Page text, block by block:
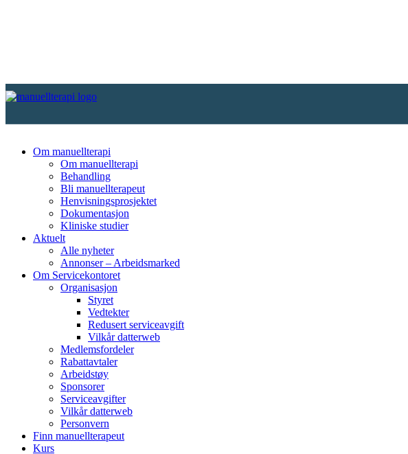
Om manuellterapi
Om manuellterapi
Behandling
Bli manuellterapeut
Henvisningsprosjektet
Dokumentasjon
Kliniske studier
Aktuelt
Alle nyheter
Annonser – Arbeidsmarked
Om Servicekontoret
Organisasjon
Styret
Vedtekter
Redusert serviceavgift
Vilkår datterweb
Medlemsfordeler
Rabattavtaler
Arbeidstøy
Sponsorer
Serviceavgifter
Vilkår datterweb
Personvern
Finn manuellterapeut
Kurs